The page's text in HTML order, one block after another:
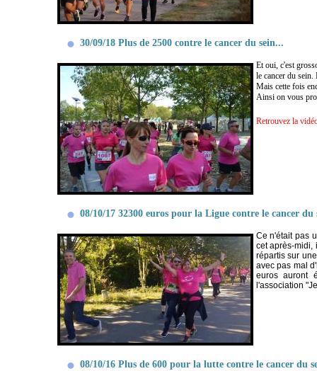
30/09/18 Plus de 2500 contre le cancer du sein...
Et oui, c'est
le cancer du
Mais cette fois
Ainsi on vous
Retrouvez la
08/10/17 32300 euros pour la Ligue contre le cancer du
Ce n'était pas
cet après-midi,
répartis sur
avec pas mal
euros auront
l'association
08/10/16 Plus de 600 pour la lutte contre le cancer du